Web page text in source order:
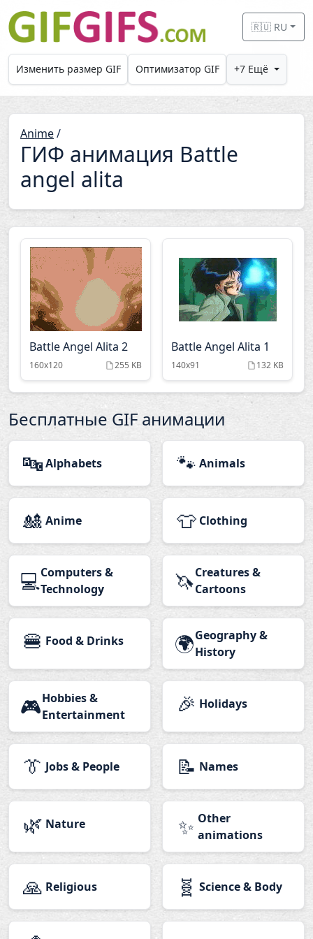
Skip to main content
🇷🇺 RU
Изменить размер GIF Оптимизатор GIF +7 Ещё
Anime/
ГИФ анимация Battle
angel alita
Battle Angel Alita 2
160x120 255 KB
Battle Angel Alita 1
140x91 132 KB
Бесплатные GIF анимации
🔤Alphabets 🐾 Animals
🎎 Anime 👕 Clothing
💻Computers &
Technology
🦄Creatures &
Cartoons
🍔 Food & Drinks 🌍Geography &
History
🎮Hobbies &
Entertainment
🎉 Holidays
👔 Jobs & People 📝 Names
🌿 Nature ✨ Other
animations
🙏 Religious 🧬 Science & Body